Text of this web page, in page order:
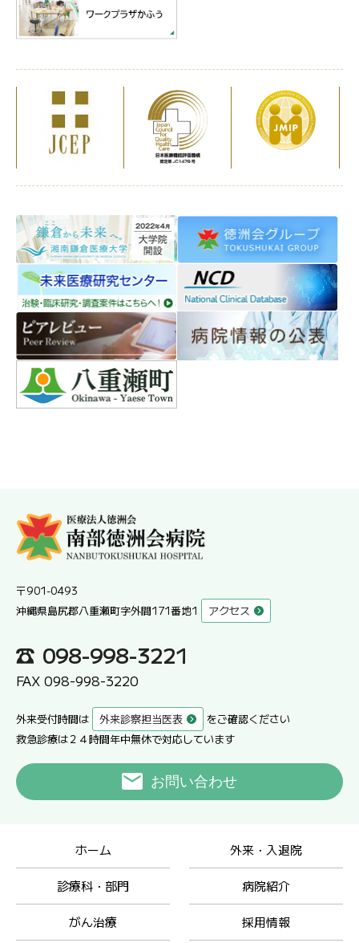
〒901-0493
沖縄県島尻郡八重瀬町字外間171番地1
アクセス
098-998-3221
FAX 098-998-3220
外来受付時間は 外来診察担当医表
をご確認ください
救急診療は２４時間年中無休で対応しています
お問い合わせ
ホーム 外来・入退院
診療科・部門 病院紹介
がん治療 採用情報